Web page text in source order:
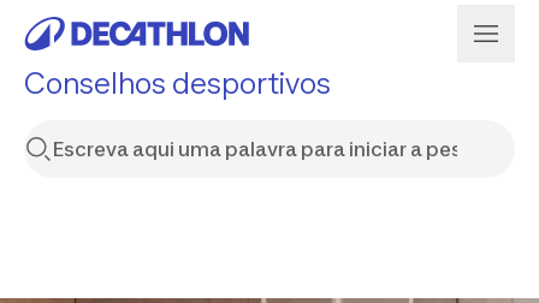
Conselhos desportivos